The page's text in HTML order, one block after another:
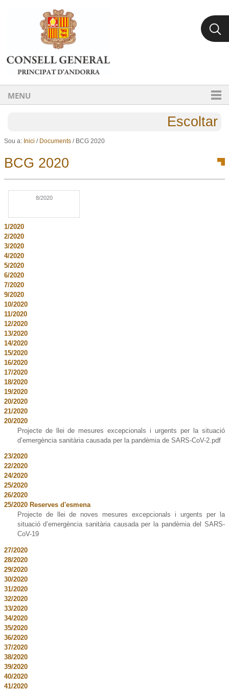
Ves al contingut.
Salta a la navegació
MENU
Escoltar
Sou a: Inici / Documents / BCG 2020
BCG 2020
8/2020
1/2020
2/2020
3/2020
4/2020
5/2020
6/2020
7/2020
9/2020
10/2020
11/2020
12/2020
13/2020
14/2020
15/2020
16/2020
17/2020
18/2020
19/2020
20/2020
21/2020
20/2020
Projecte de llei de mesures excepcionals i urgents per la situació
d’emergència sanitària causada per la pandèmia de SARS-CoV-2.pdf
23/2020
22/2020
24/2020
25/2020
26/2020
25/2020 Reserves d'esmena
Projecte de llei de noves mesures excepcionals i urgents per la
situació d’emergència sanitària causada per la pandèmia del SARS-
CoV-19
27/2020
28/2020
29/2020
30/2020
31/2020
32/2020
33/2020
34/2020
35/2020
36/2020
37/2020
38/2020
39/2020
40/2020
41/2020